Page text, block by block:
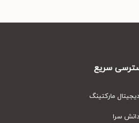
سریع
مارکتینگ
سرا